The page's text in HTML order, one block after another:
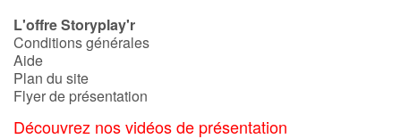
Autour du monde
Apprentissage
Art, espace, activité
L'offre Storyplay'r
Conditions générales
Aide
Plan du site
Flyer de présentation
Découvrez nos vidéos de présentation